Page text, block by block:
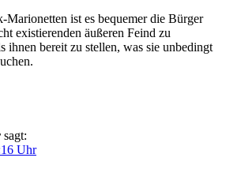
ist es bequemer die Bürger
existierenden äußeren Feind zu
ihnen bereit zu stellen, was sie unbedingt
sagt:
Uhr